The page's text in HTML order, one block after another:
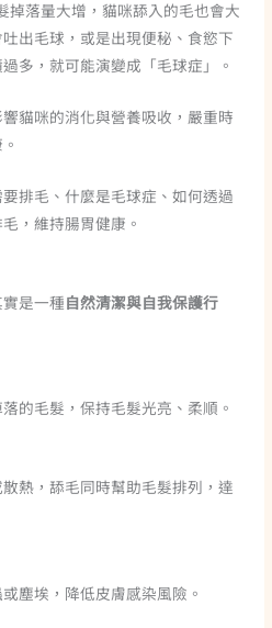
掉落量大增，貓咪舔入的毛也會大
出毛球，或是出現便秘、食慾下
多，就可能演變成「毛球症」。
貓咪的消化與營養吸收，嚴重時
排毛、什麼是毛球症、如何透過
，維持腸胃健康。
是一種自然清潔與自我保護行
的毛髮，保持毛髮光亮、柔順。
熱，舔毛同時幫助毛髮排列，達
塵埃，降低皮膚感染風險。